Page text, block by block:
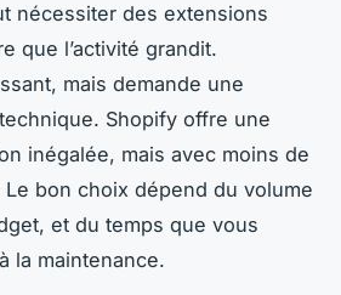
nécessiter des extensions
que l’activité grandit.
mais demande une
Shopify offre une
inégalée, mais avec moins de
bon choix dépend du volume
et du temps que vous
la maintenance.